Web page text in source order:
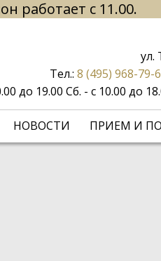
работает с 11.00.
НОВОСТИ ПРИЕМ И
ул.
Тел.: 8 (495) 968-79-
до 19.00 Сб. - с 10.00 до